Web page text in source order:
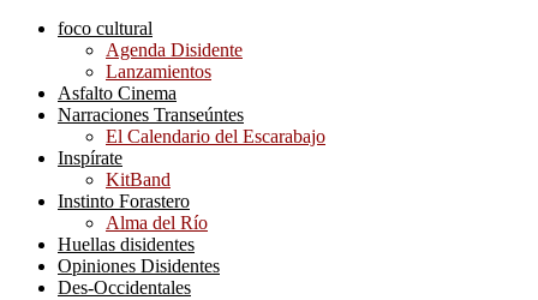
foco cultural
Agenda Disidente
Lanzamientos
Asfalto Cinema
Narraciones Transeúntes
El Calendario del Escarabajo
Inspírate
KitBand
Instinto Forastero
Alma del Río
Huellas disidentes
Opiniones Disidentes
Des-Occidentales